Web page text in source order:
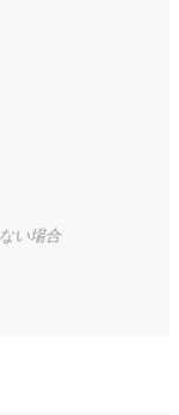
い場合